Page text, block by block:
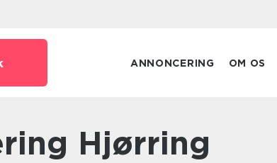
ANNONCERING OM OS
Hjørring